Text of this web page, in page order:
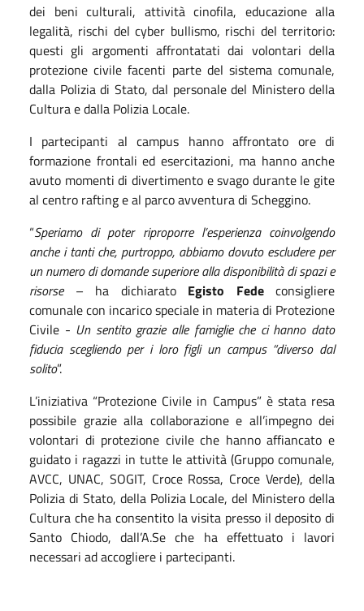
dei beni culturali, attività cinofila, educazione alla
legalità, rischi del cyber bullismo, rischi del territorio:
questi gli argomenti affrontatati dai volontari della
protezione civile facenti parte del sistema comunale,
dalla Polizia di Stato, dal personale del Ministero della
Culturae dalla Polizia Locale.
I partecipanti al campus hanno affrontato ore di
formazione frontali ed esercitazioni, ma hanno anche
avuto momenti di divertimento e svago durante le gite
al centro rafting eal parco avventura di Scheggino.
“Speriamo di poter riproporre l’esperienza coinvolgendo
anche i tanti che, purtroppo, abbiamo dovuto escludere per
un numero di domande superiore alla disponibilità di spazi e
risorse– ha dichiarato Egisto Fede
consigliere
comunale con incarico speciale in materia di Protezione
Civile - Un sentito grazie alle famiglie che ci hanno dato
fiducia scegliendo per i loro figli un campus “diverso dal
solito”.
L’iniziativa “Protezione Civile in Campus” è stata resa
possibile grazie alla collaborazione e all’impegno dei
volontari di protezione civile che hanno affiancato e
guidato i ragazzi in tutte le attività (Gruppo comunale,
AVCC, UNAC, SOGIT, Croce Rossa, Croce Verde), della
Polizia di Stato, della Polizia Locale, del Ministero della
Cultura che ha consentito la visita presso il deposito di
Santo Chiodo,dall’A.Se che ha effettuato i lavori
necessari ad accogliere i partecipanti.